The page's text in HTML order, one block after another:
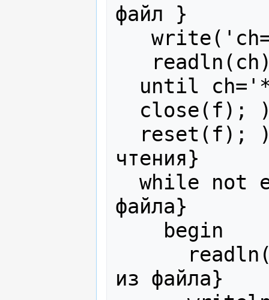
файл }
чтения}
файла}
из файла}